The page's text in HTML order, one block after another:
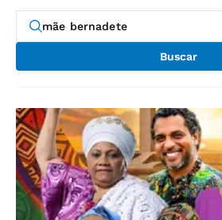
Buscar